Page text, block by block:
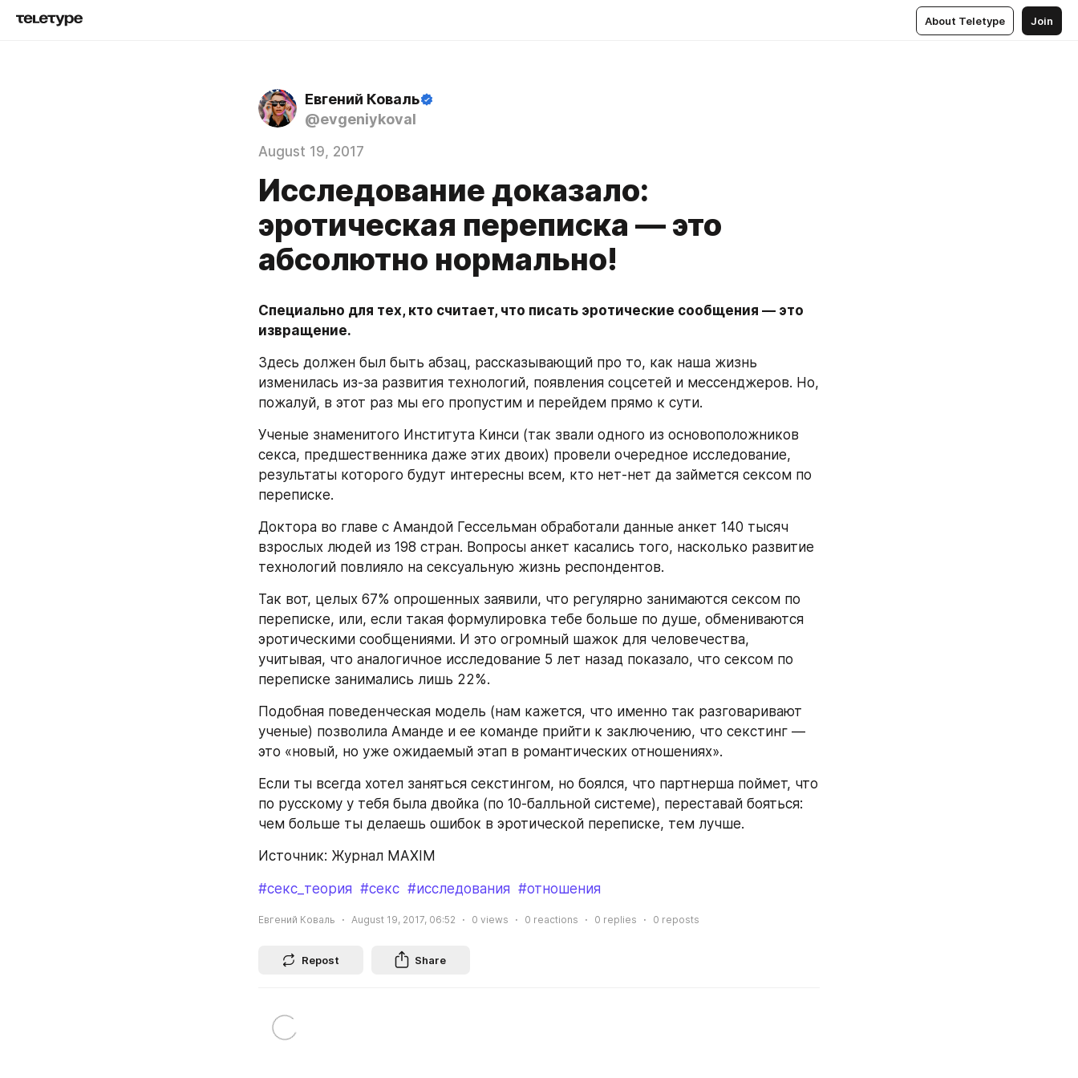
About Teletype Join
Евгений Коваль
@evgeniykoval
August 19, 2017
Исследование доказало:
эротическая переписка — это
абсолютно нормально!
Специально для тех, кто считает, что писать эротические сообщения — это
извращение.
Здесь должен был быть абзац, рассказывающий про то, как наша жизнь
изменилась из-за развития технологий, появления соцсетей и мессенджеров. Но,
пожалуй, в этот раз мы его пропустим и перейдем прямо к сути.
Ученые знаменитого Института Кинси (так звали одного из основоположников
секса, предшественника даже этих двоих) провели очередное исследование,
результаты которого будут интересны всем, кто нет-нет да займется сексом по
переписке.
Доктора во главе с Амандой Гессельман обработали данные анкет 140 тысяч
взрослых людей из 198 стран. Вопросы анкет касались того, насколько развитие
технологий повлияло на сексуальную жизнь респондентов.
Так вот, целых 67% опрошенных заявили, что регулярно занимаются сексом по
переписке, или, если такая формулировка тебе больше по душе, обмениваются
эротическими сообщениями. И это огромный шажок для человечества,
учитывая, что аналогичное исследование 5 лет назад показало, что сексом по
переписке занимались лишь 22%.
Подобная поведенческая модель (нам кажется, что именно так разговаривают
ученые) позволила Аманде и ее команде прийти к заключению, что секстинг —
это «новый, но уже ожидаемый этап в романтических отношениях».
Если ты всегда хотел заняться секстингом, но боялся, что партнерша поймет, что
по русскому у тебя была двойка (по 10-балльной системе), переставай бояться:
чем больше ты делаешь ошибок в эротической переписке, тем лучше.
Источник: Журнал MAXIM
#секс_теория #секс #исследования #отношения
Евгений Коваль August 19, 2017, 06:52 0 views 0 reactions 0 replies 0 reposts
Repost Share